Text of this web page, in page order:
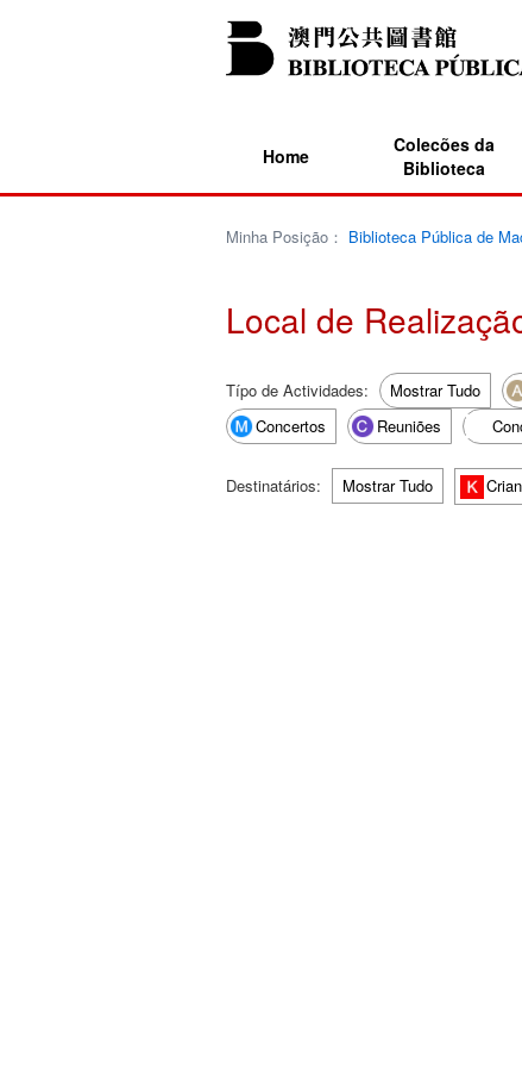
Home
Colecões da
Biblioteca
Minha Posição： Biblioteca Pública de
Local de
Típo de Actividades: Mostrar Tudo
Concertos
Reuniões
Destinatários: Mostrar Tudo